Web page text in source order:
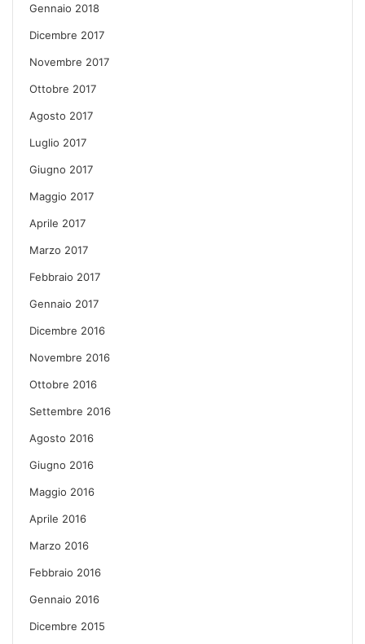
Gennaio 2018
Dicembre 2017
Novembre 2017
Ottobre 2017
Agosto 2017
Luglio 2017
Giugno 2017
Maggio 2017
Aprile 2017
Marzo 2017
Febbraio 2017
Gennaio 2017
Dicembre 2016
Novembre 2016
Ottobre 2016
Settembre 2016
Agosto 2016
Giugno 2016
Maggio 2016
Aprile 2016
Marzo 2016
Febbraio 2016
Gennaio 2016
Dicembre 2015